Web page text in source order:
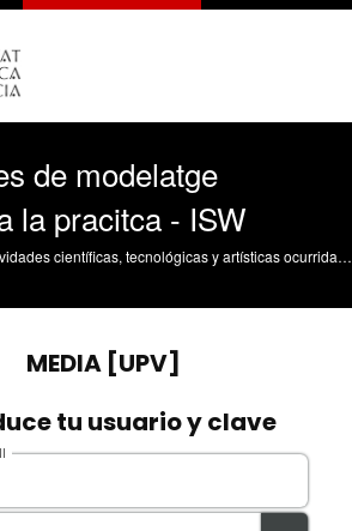
de modelatge
la pracitca - ISW
Divulgación de las actividades científicas, tecnológicas y artísticas ocurridas en los tres campus de la UPV